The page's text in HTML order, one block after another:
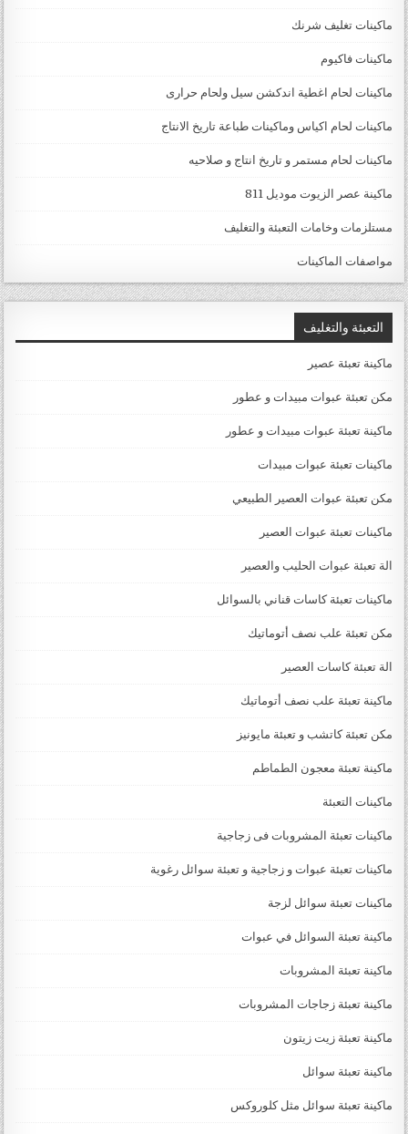
ماكينات تغليف شرنك
ماكينات فاكيوم
ماكينات لحام اغطية اندكشن سيل ولحام حرارى
ماكينات لحام اكياس وماكينات طباعة تاريخ الانتاج
ماكينات لحام مستمر و تاريخ انتاج و صلاحيه
ماكينة عصر الزيوت موديل 811
مستلزمات وخامات التعبئة والتغليف
مواصفات الماكينات
التعبئة والتغليف
ماكينة تعبئة عصير
مكن تعبئة عبوات مبيدات و عطور
ماكينة تعبئة عبوات مبيدات و عطور
ماكينات تعبئة عبوات مبيدات
مكن تعبئة عبوات العصير الطبيعي
ماكينات تعبئة عبوات العصير
الة تعبئة عبوات الحليب والعصير
ماكينات تعبئة كاسات قناني بالسوائل
مكن تعبئة علب نصف أتوماتيك
الة تعبئة كاسات العصير
ماكينة تعبئة علب نصف أتوماتيك
مكن تعبئة كاتشب و تعبئة مايونيز
ماكينة تعبئة معجون الطماطم
ماكينات التعبئة
ماكينات تعبئة المشروبات فى زجاجية
ماكينات تعبئة عبوات و زجاجية و تعبئة سوائل رغوية
ماكينات تعبئة سوائل لزجة
‏‏‏ماكينة تعبئة السوائل في عبوات
ماكينة تعبئة المشروبات
ماكينة تعبئة زجاجات المشروبات
ماكينة تعبئة زيت زيتون
ماكينة تعبئة سوائل
ماكينة تعبئة سوائل مثل كلوروكس